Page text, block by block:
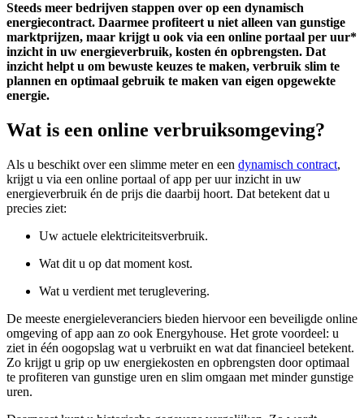
Steeds meer bedrijven stappen over op een dynamisch
energiecontract. Daarmee profiteert u niet alleen van gunstige
marktprijzen, maar krijgt u ook via een online portaal per uur*
inzicht in uw energieverbruik, kosten én opbrengsten. Dat
inzicht helpt u om bewuste keuzes te maken, verbruik slim te
plannen en optimaal gebruik te maken van eigen opgewekte
energie.
Wat is een online verbruiksomgeving?
Als u beschikt over een slimme meter en een dynamisch contract,
krijgt u via een online portaal of app per uur inzicht in uw
energieverbruik én de prijs die daarbij hoort. Dat betekent dat u
precies ziet:
Uw actuele elektriciteitsverbruik.
Wat dit u op dat moment kost.
Wat u verdient met teruglevering.
De meeste energieleveranciers bieden hiervoor een beveiligde online
omgeving of app aan zo ook Energyhouse. Het grote voordeel: u
ziet in één oogopslag wat u verbruikt en wat dat financieel betekent.
Zo krijgt u grip op uw energiekosten en opbrengsten door optimaal
te profiteren van gunstige uren en slim omgaan met minder gunstige
uren.